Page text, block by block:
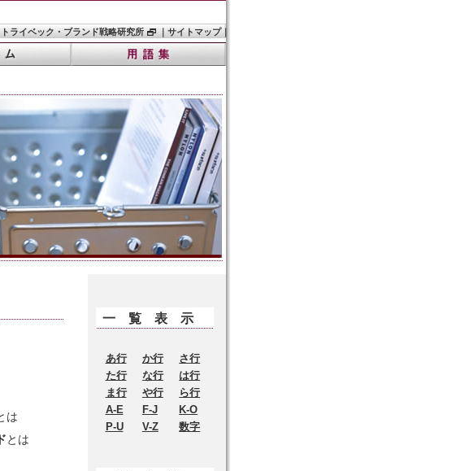
トライベック・ブランド戦略研究所 ｜ サイトマップ｜
は
とは
一覧表示
あ行 か行
さ行
た行
な行
は行
ま行
や行
ら行
A-E
F-J
K-O
P-U
V-Z 数字